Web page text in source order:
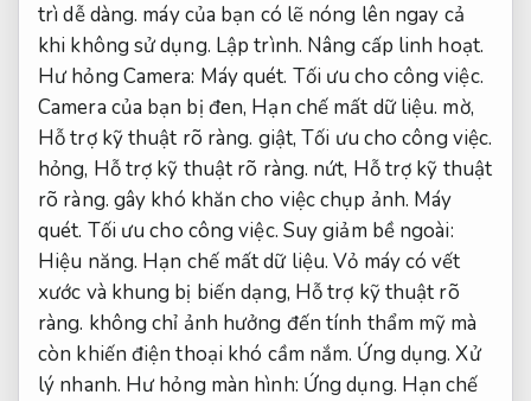
trì dễ dàng. máy của bạn có lẽ nóng lên ngay cả
khi không sử dụng. Lập trình. Nâng cấp linh hoạt.
Hư hỏng Camera: Máy quét. Tối ưu cho công việc.
Camera của bạn bị đen, Hạn chế mất dữ liệu. mờ,
Hỗ trợ kỹ thuật rõ ràng. giật,Tối ưu cho công việc.
hỏng, Hỗ trợ kỹ thuật rõ ràng. nứt, Hỗ trợ kỹ thuật
rõ ràng. gây khó khăn cho việc chụp ảnh. Máy
quét. Tối ưu cho công việc. Suy giảm bề ngoài:
Hiệu năng. Hạn chế mất dữ liệu. Vỏ máy có vết
xước và khung bị biến dạng, Hỗ trợ kỹ thuật rõ
ràng. không chỉ ảnh hưởng đến tính thẩm mỹ mà
còn khiến điện thoại khó cầm nắm. Ứng dụng. Xử
lý nhanh. Hư hỏng màn hình: Ứng dụng. Hạn chế